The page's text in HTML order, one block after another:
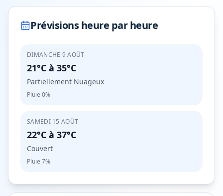
Prévisions heure par heure
DIMANCHE 9 AOÛT
21°C à 35°C
Partiellement Nuageux
Pluie 0%
SAMEDI 15 AOÛT
22°C à 37°C
Couvert
Pluie 7%